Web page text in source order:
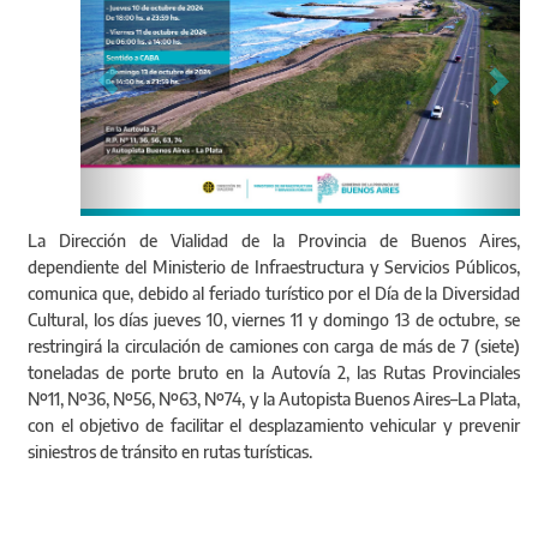
La Dirección de Vialidad de la Provincia de Buenos Aires,
dependiente del Ministerio de Infraestructura y Servicios Públicos,
comunica que, debido al feriado turístico por el Día de la Diversidad
Cultural, los días jueves 10, viernes 11 y domingo 13 de octubre, se
restringirá la circulación de camiones con carga de más de 7 (siete)
toneladas de porte bruto en la Autovía 2, las Rutas Provinciales
Nº11, Nº36, Nº56, Nº63, Nº74, y la Autopista Buenos Aires–La Plata,
con el objetivo de facilitar el desplazamiento vehicular y prevenir
siniestros de tránsito en rutas turísticas.